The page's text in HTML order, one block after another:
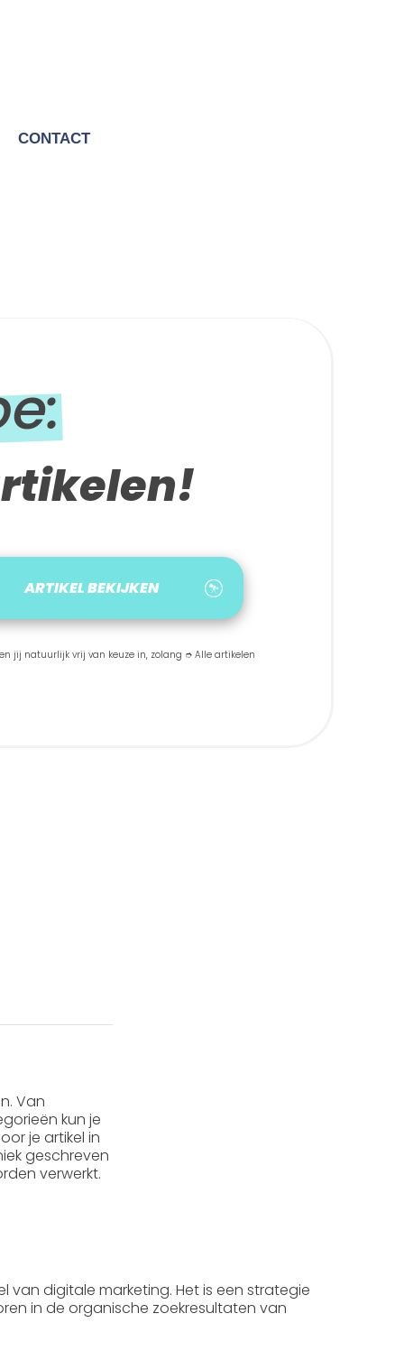
CONTACT
ARTIKEL BEKIJKEN
jij natuurlijk vrij van keuze in, zolang ➮ Alle artikelen
Van
kun je
je artikel in
geschreven
verwerkt.
van digitale marketing. Het is een strategie
in de organische zoekresultaten van